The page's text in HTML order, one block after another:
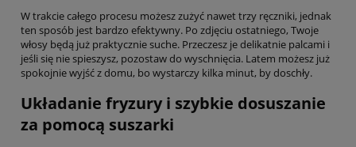
W trakcie całego procesu możesz zużyć nawet trzy ręczniki, jednak
ten sposób jest bardzo efektywny. Po zdjęciu ostatniego, Twoje
włosy będą już praktycznie suche. Przeczesz je delikatnie palcami i
jeśli się nie spieszysz, pozostaw do wyschnięcia. Latem możesz już
spokojnie wyjść z domu, bo wystarczy kilka minut, by doschły.
Układanie fryzury i szybkie dosuszanie
za pomocą suszarki